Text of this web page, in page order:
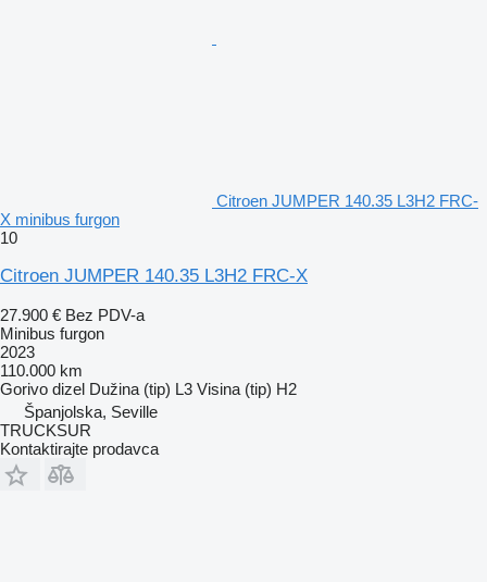
Citroen JUMPER 140.35 L3H2 FRC-
X minibus furgon
10
Citroen JUMPER 140.35 L3H2 FRC-X
27.900 € Bez PDV-a
Minibus furgon
2023
110.000 km
Gorivo dizel Dužina (tip) L3 Visina (tip) H2
Španjolska, Seville
TRUCKSUR
Kontaktirajte prodavca